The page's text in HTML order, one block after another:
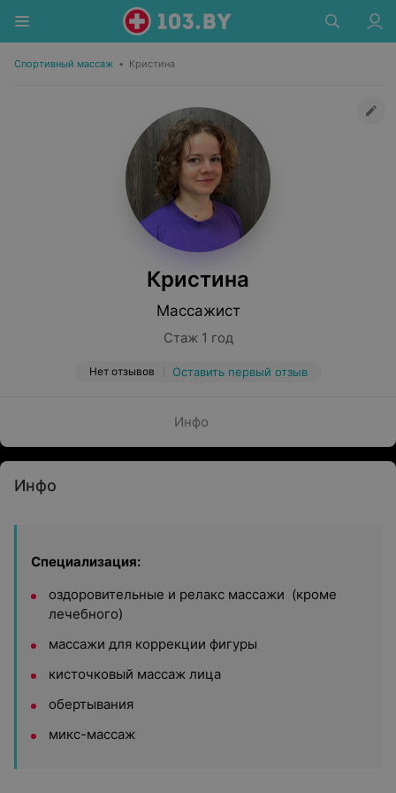
Спортивный массаж • Кристина
Кристина
Массажист
Стаж 1 год
Нет отзывов Оставить первый отзыв
Инфо
Инфо
Специализация:
оздоровительные и релакс массажи (кроме
лечебного)
массажи для коррекции фигуры
кисточковый массаж лица
обертывания
микс-массаж